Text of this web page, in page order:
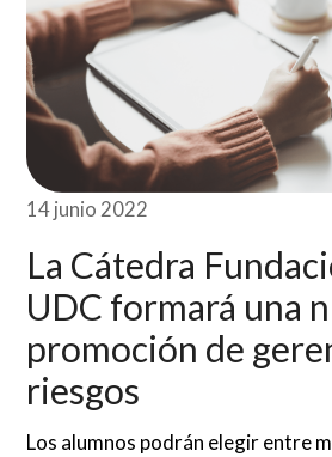
14 junio 2022
La Cátedra
UDC formará una
promoción de
riesgos
Los alumnos podrán elegir entre